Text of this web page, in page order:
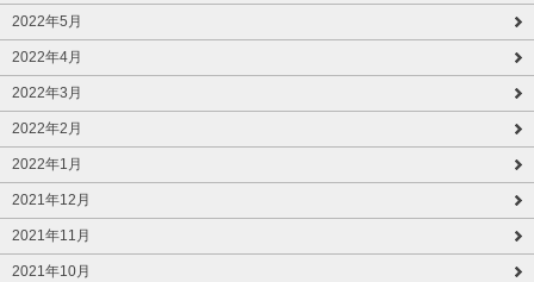
2022年5月
2022年4月
2022年3月
2022年2月
2022年1月
2021年12月
2021年11月
2021年10月